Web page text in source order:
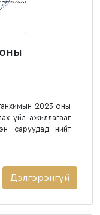
2023 оны
үйл ажиллагааг
саруудад нийт
Дэлгэрэнгүй